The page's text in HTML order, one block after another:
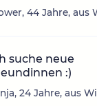
44 Jahre, aus
suche neue
:)
24 Jahre, aus